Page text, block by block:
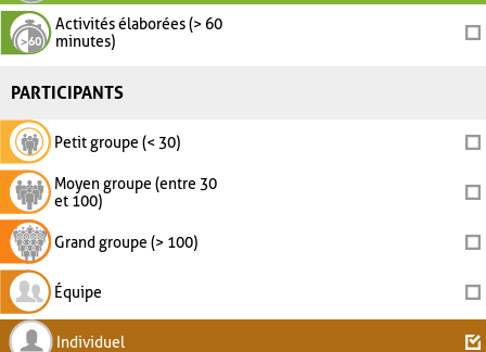
Activités élaborées (> 60
minutes)
PARTICIPANTS
Petit groupe (< 30)
Moyen groupe (entre 30
et 100)
Grand groupe (> 100)
Équipe
Individuel